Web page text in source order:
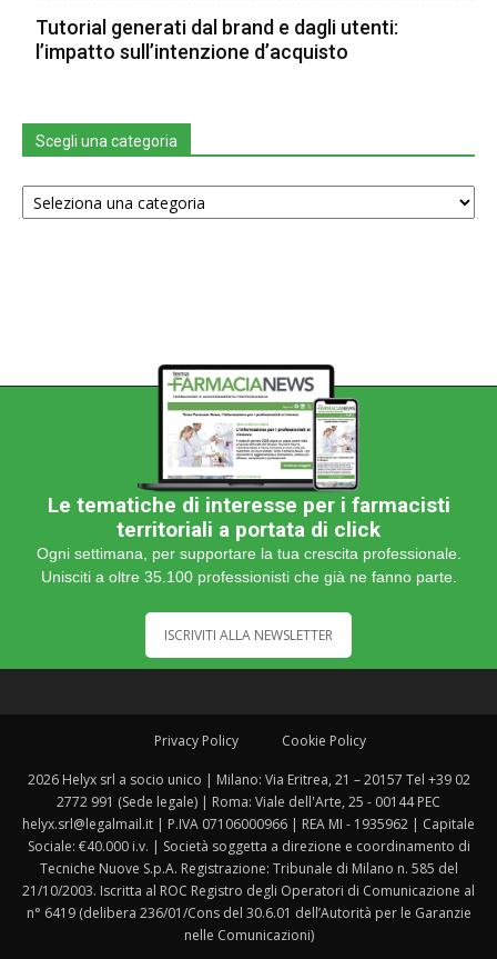
Tutorial generati dal brand e dagli utenti:
l’impatto sull’intenzione d’acquisto
Scegli una categoria
Scegli
una
Le tematiche di interesse per i farmacisti
territoriali a portata di click
Ogni settimana, per supportare la tua crescita professionale.
Unisciti a oltre 35.100 professionisti che già ne fanno parte.
ISCRIVITI ALLA NEWSLETTER
Privacy Policy Cookie Policy
2026 Helyx srl a socio unico | Milano: Via Eritrea, 21 – 20157 Tel +39 02
2772 991 (Sede legale) | Roma: Viale dell'Arte, 25 - 00144 PEC
helyx.srl@legalmail.it | P.IVA 07106000966 | REA MI - 1935962 | Capitale
Sociale: €40.000 i.v. | Società soggetta a direzione e coordinamento di
Tecniche Nuove S.p.A. Registrazione: Tribunale di Milano n. 585 del
21/10/2003. Iscritta al ROC Registro degli Operatori di Comunicazione al
n° 6419 (delibera 236/01/Cons del 30.6.01 dell’Autorità per le Garanzie
nelle Comunicazioni)